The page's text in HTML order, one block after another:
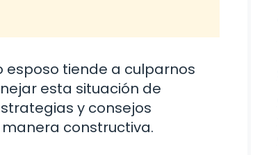
esposo tiende a culparnos
esta situación de
y consejos
constructiva.